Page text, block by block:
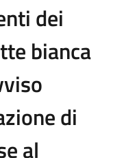
dei
bianca
di
al